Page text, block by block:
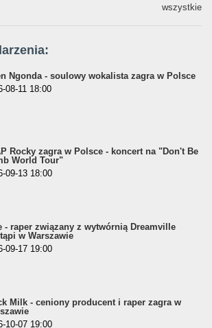
wszystkie
Ngonda - soulowy wokalista zagra w Polsce
08-11 18:00
Rocky zagra w Polsce - koncert na "Don't Be
World Tour"
09-13 18:00
- raper związany z wytwórnią Dreamville
w Warszawie
09-17 19:00
Milk - ceniony producent i raper zagra w
10-07 19:00